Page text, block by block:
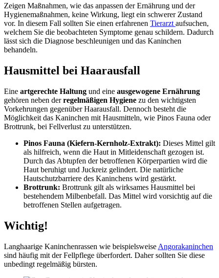
Zeigen Maßnahmen, wie das anpassen der Ernährung und der
Hygienemaßnahmen, keine Wirkung, liegt ein schwerer Zustand
vor. In diesem Fall sollten Sie einen erfahrenen Tierarzt aufsuchen,
welchem Sie die beobachteten Symptome genau schildern. Dadurch
lässt sich die Diagnose beschleunigen und das Kaninchen
behandeln.
Hausmittel bei Haarausfall
Eine artgerechte Haltung und eine ausgewogene Ernährung
gehören neben derregelmäßigen Hygiene zu den wichtigsten
Vorkehrungen gegenüber Haarausfall. Dennoch besteht die
Möglichkeit das Kaninchen mit Hausmitteln, wie Pinos Fauna oder
Brottrunk, bei Fellverlust zu unterstützen.
Pinos Fauna (Kiefern-Kernholz-Extrakt): Dieses Mittel gilt
als hilfreich, wenn die Haut in Mitleidenschaft gezogen ist.
Durch das Abtupfen der betroffenen Körperpartien wird die
Haut beruhigt und Juckreiz gelindert. Die natürliche
Hautschutzbarriere des Kaninchens wird gestärkt.
Brottrunk: Brottrunk gilt als wirksames Hausmittel bei
bestehendem Milbenbefall. Das Mittel wird vorsichtig auf die
betroffenen Stellen aufgetragen.
Wichtig!
Langhaarige Kaninchenrassen wie beispielsweise Angorakaninchen
sind häufig mit der Fellpflege überfordert. Daher sollten Sie diese
unbedingt regelmäßig bürsten.